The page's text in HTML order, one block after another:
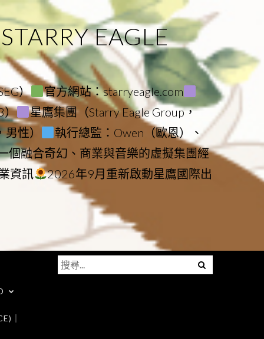
EAGLE
）
官方網站：starryeagle.com
）
星鷹集團（Starry Eagle Group，
性）
執行總監：Owen（歐恩）、
個融合奇幻、商業與音樂的虛擬集團經
資訊
2026年9月重新啟動星鷹國際出
｜
Menu
搜
尋